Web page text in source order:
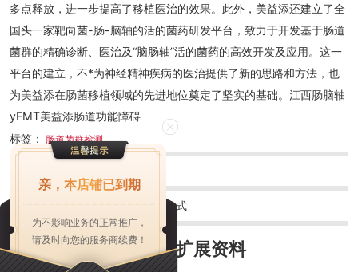
多点释放，进一步提高了移植医治的效果。此外，美益添还建立了全
国头一家靶向菌-肠-脑轴的活的菌药研发平台，致力于开发基于肠道
菌群的精确诊断、医治及“脑肠轴”活的菌药的高效开发及应用。这一
平台的建立，不*为神经精神疾病的医治提供了新的思路和方法，也
为美益添在肠菌移植领域的先进地位奠定了坚实的基础。江西肠脑轴
yFMT美益添肠道功能障碍
标签：
肠道菌群检测
下一篇： 山东全肠道菌群检测方式
***公司扩展资料
亲，本店铺已到期
为不影响业务的正常推广，
请及时向您的服务商续费！